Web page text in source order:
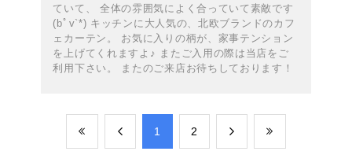
ていて、 全体の雰囲気によく合っていて素敵です
(bﾟv`*) キッチンに大人気の、北欧ブランドのカフ
ェカーテン。 お気に入りの柄が、家事テンション
を上げてくれますよ♪ またご入用の際は当店をご
利用下さい。 またのご来店お待ちしております！
​1 ​2